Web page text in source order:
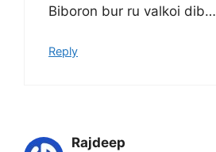
Biboron bur ru valkoi dib…
Reply
Rajdeep